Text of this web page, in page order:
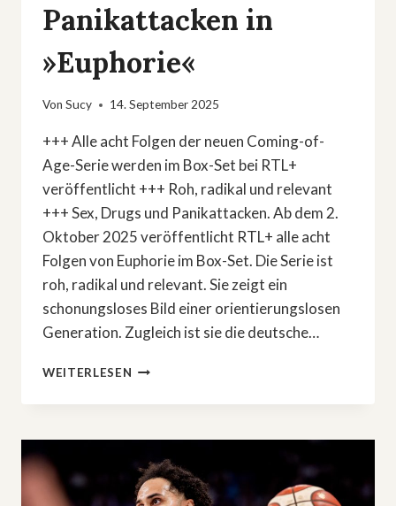
Panikattacken in
»Euphorie«
Von Sucy 14. September 2025
+++ Alle acht Folgen der neuen Coming-of-
Age-Serie werden im Box-Set bei RTL+
veröffentlicht +++ Roh, radikal und relevant
+++ Sex, Drugs und Panikattacken. Ab dem 2.
Oktober 2025 veröffentlicht RTL+ alle acht
Folgen von Euphorie im Box-Set. Die Serie ist
roh, radikal und relevant. Sie zeigt ein
schonungsloses Bild einer orientierungslosen
Generation. Zugleich ist sie die deutsche…
WEITERLESEN NEUE
OF-
SERIE:
SEX,
DRUGS
&